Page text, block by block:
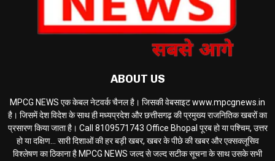
ABOUT US
MPCG NEWS एक केबल नेटवर्क चैनल है। जिसकी वेबसाइट www.mpcgnews.in
है। जिसमें देश विदेश के साथ ही मध्यप्रदेश और छत्तीसगढ़ की प्रमुख्य राजनितिक खबरों का
प्रसारण किया जाता है। Call 8109571743 Office Bhopal पूरब हो या पश्चिम, उत्तर
हो या दक्षिण... सारी दिशाओं की हर बड़ी खबर, खबर के पीछे की खबर और एक्सक्लूसिव
विश्लेषण का ठिकाना है MPCG NEWS जल्द से जल्द सटीक सूचना के साथ उसके सभी